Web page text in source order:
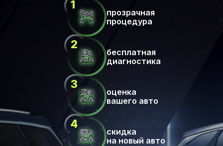
прозрачная
процедура
бесплатная
диагностика
оценка
вашего авто
скидка
на новый авто